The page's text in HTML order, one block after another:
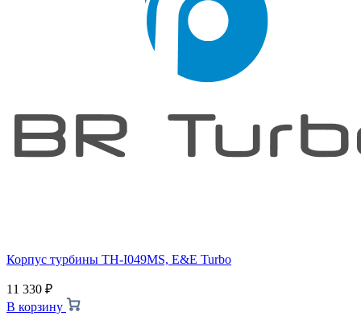
Корпус турбины TH-I049MS, E&E Turbo
11 330 ₽
В корзину